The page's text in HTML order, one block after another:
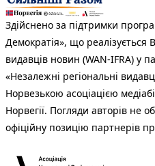
Здійснено за підтримки
Демократія», що реалізується
видавців новин (WAN-IFRA) у
«Незалежні регіональні
Норвезькою асоціацією
Норвегії. Погляди авторів не
офіційну позицію партнерів